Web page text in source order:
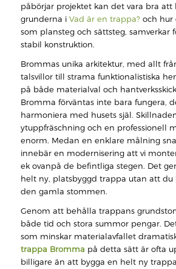
påbörjar projektet kan det vara bra att
grunderna i Vad är en trappa? och hur
som plansteg och sättsteg, samverkar
stabil konstruktion.
Brommas unika arkitektur, med allt
talsvillor till strama funktionalistiska
på både materialval och
Bromma förväntas inte bara fungera,
harmoniera med husets själ.
ytuppfräschning och en professionell
enorm. Medan en enklare målning
innebär en modernisering att vi
ek ovanpå de befintliga stegen. Det
helt ny, platsbyggd trappa utan att du
den gamla stommen.
Genom att behålla trappans
både tid och stora summor pengar.
som minskar materialavfallet
trappa Bromma på detta sätt är ofta
billigare än att bygga en helt ny